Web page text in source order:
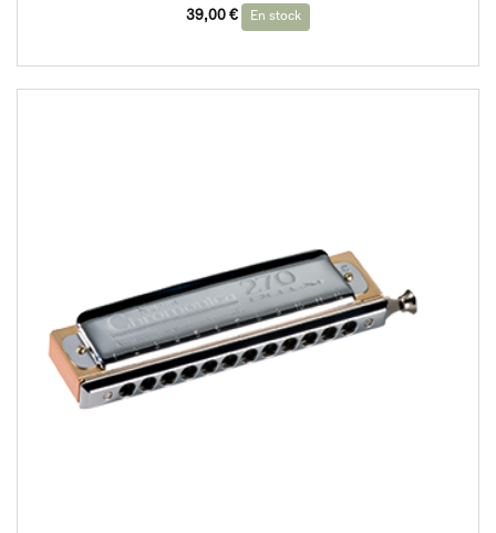
39,00 € En stock